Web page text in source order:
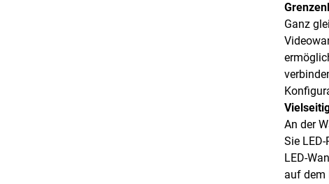
Ganz
An der
Sie
LED-
auf dem